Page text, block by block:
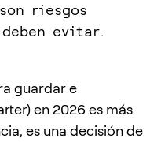
riesgos
evitar.
guardar e
en 2026 es más
es una decisión de